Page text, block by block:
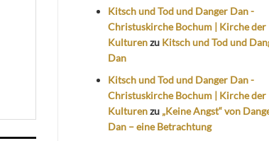
Kitsch und Tod und Danger Dan -
Christuskirche Bochum | Kirche der
Kulturenzu Kitsch und Tod und
Dan
Kitsch und Tod und Danger Dan -
Christuskirche Bochum | Kirche der
Kulturenzu „Keine Angst“ von
Dan – eine Betrachtung